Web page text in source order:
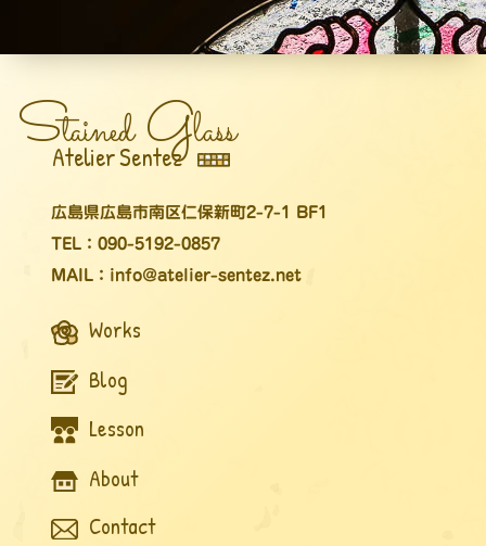
Stained Glass
Atelier Sentez
広島県広島市南区仁保新町2-7-1 BF1
TEL：090-5192-0857
MAIL：info@atelier-sentez.net
Works
Blog
Lesson
About
Contact